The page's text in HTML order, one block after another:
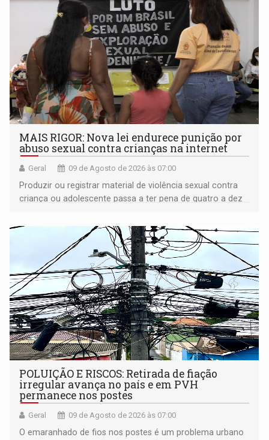
MAIS RIGOR: Nova lei endurece punição por
abuso sexual contra crianças na internet
Geral 09 de Agosto de 2026 às 07:00
Produzir ou registrar material de violência sexual contra
criança ou adolescente passa a ter pena de quatro a dez
POLUIÇÃO E RISCOS: Retirada de fiação
irregular avança no país e em PVH
permanece nos postes
Geral 09 de Agosto de 2026 às 07:00
O emaranhado de fios nos postes é um problema urbano